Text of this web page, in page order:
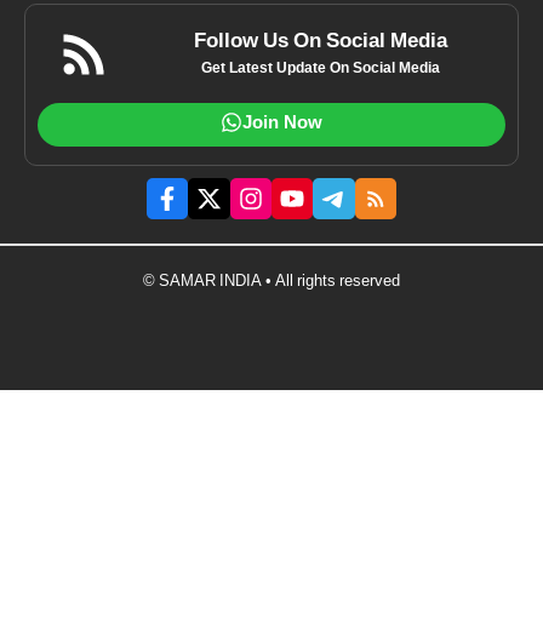
Follow Us On Social Media
Get Latest Update On Social Media
Join Now
© SAMAR INDIA • All rights reserved